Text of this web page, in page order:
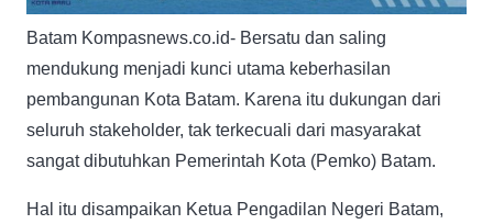
Batam Kompasnews.co.id- Bersatu dan saling
mendukung menjadi kunci utama keberhasilan
pembangunan Kota Batam. Karena itu dukungan dari
seluruh stakeholder, tak terkecuali dari masyarakat
sangat dibutuhkan Pemerintah Kota (Pemko) Batam.
Hal itu disampaikan Ketua Pengadilan Negeri Batam,